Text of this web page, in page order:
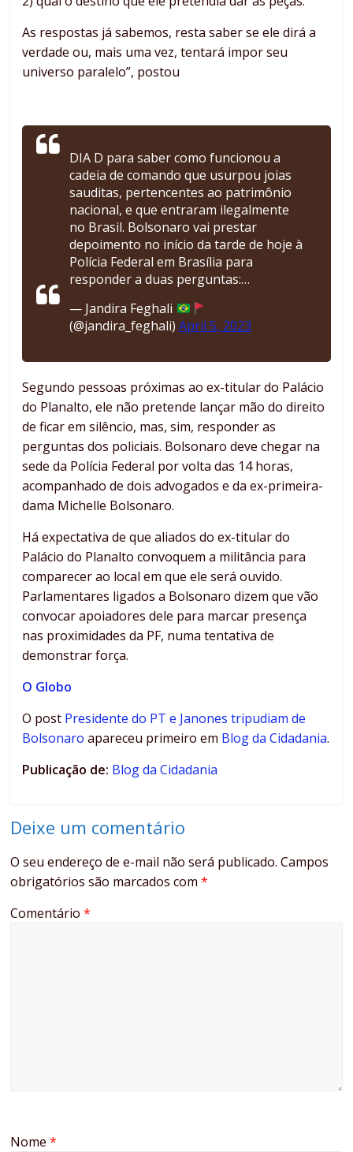
As respostas já sabemos, resta saber se ele dirá a
verdade ou, mais uma vez, tentará impor seu
universo paralelo”, postou
DIA D para saber como funcionou a
cadeia de comando que usurpou joias
sauditas, pertencentes ao patrimônio
nacional, e que entraram ilegalmente
no Brasil. Bolsonaro vai prestar
depoimento no início da tarde de hoje à
Polícia Federal em Brasília para
responder a duas perguntas:…
— Jandira Feghali
(@jandira_feghali)April 5, 2023
Segundo pessoas próximas ao ex-titular do Palácio
do Planalto, ele não pretende lançar mão do direito
de ficar em silêncio, mas, sim, responder as
perguntas dos policiais. Bolsonaro deve chegar na
sede da Polícia Federal por volta das 14 horas,
acompanhado de dois advogados e da ex-primeira-
dama Michelle Bolsonaro.
Há expectativa de que aliados do ex-titular do
Palácio do Planalto convoquem a militância para
comparecer ao local em que ele será ouvido.
Parlamentares ligados a Bolsonaro dizem que vão
convocar apoiadores dele para marcar presença
nas proximidades da PF, numa tentativa de
demonstrar força.
O Globo
O post Presidente do PT e Janones tripudiam de
Bolsonaro apareceu primeiro em Blog da Cidadania.
Publicação de: Blog da Cidadania
Deixe um comentário
O seu endereço de e-mail não será publicado. Campos
obrigatórios são marcados com*
Comentário*
Nome*